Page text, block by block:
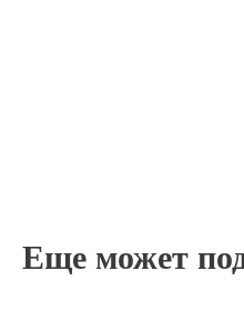
Еще может